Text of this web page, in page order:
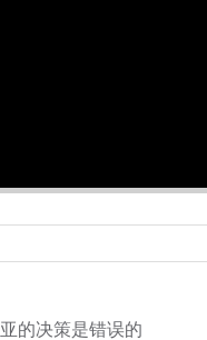
的决策是错误的